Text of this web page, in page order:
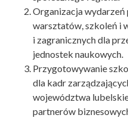
Organizacja
warsztatów, szkoleń i
i zagranicznych dla
jednostek naukowych.
Przygotowywanie
dla kadr
województwa
partnerów